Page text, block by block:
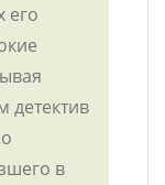
его
детектив
в